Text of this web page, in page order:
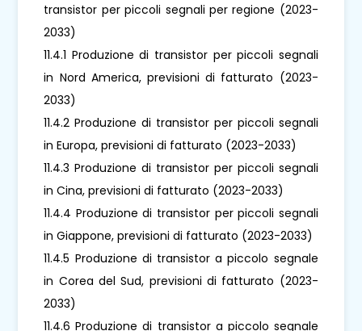
transistor per piccoli segnali per regione (2023-
2033)
11.4.1 Produzione di transistor per piccoli segnali
in Nord America, previsioni di fatturato (2023-
2033)
11.4.2 Produzione di transistor per piccoli segnali
in Europa, previsioni di fatturato (2023-2033)
11.4.3 Produzione di transistor per piccoli segnali
in Cina, previsioni di fatturato (2023-2033)
11.4.4 Produzione di transistor per piccoli segnali
in Giappone, previsioni di fatturato (2023-2033)
11.4.5 Produzione di transistor a piccolo segnale
in Corea del Sud, previsioni di fatturato (2023-
2033)
11.4.6 Produzione di transistor a piccolo segnale